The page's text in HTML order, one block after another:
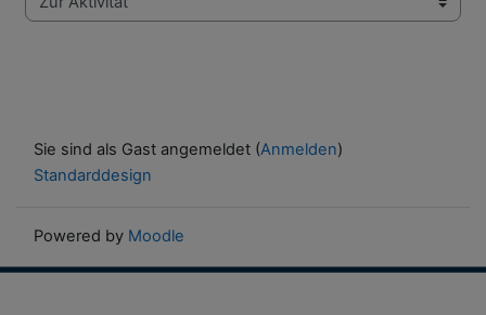
Zur Aktivität
Sie sind als Gast angemeldet (Anmelden)
Standarddesign
Powered by Moodle